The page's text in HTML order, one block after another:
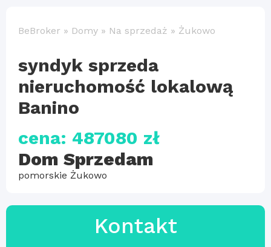
BeBroker » Domy » Na sprzedaż » Żukowo
syndyk sprzeda
nieruchomość lokalową
Banino
cena: 487080 zł
Dom Sprzedam
pomorskie Żukowo
Kontakt